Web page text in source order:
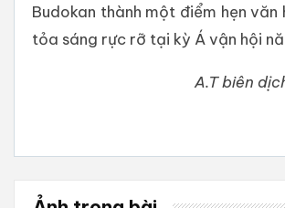
Budokan thành một điểm hẹn
tỏa sáng rực rỡ tại kỳ Á vận hội
A.T biên